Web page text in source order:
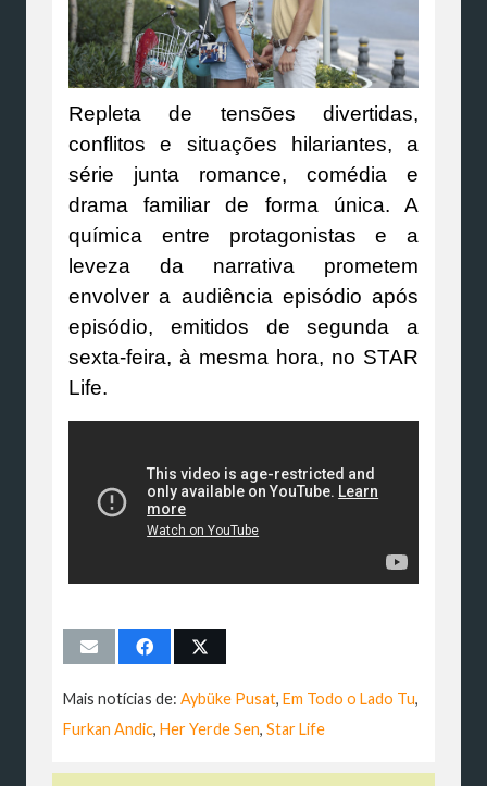
Repleta de tensões divertidas,
conflitos e situações hilariantes, a
série junta romance, comédia e
drama familiar de forma única. A
química entre protagonistas e a
leveza da narrativa prometem
envolver a audiência episódio após
episódio, emitidos de segunda a
sexta-feira, à mesma hora, no STAR
Life.
Mais notícias de: Aybüke Pusat, Em Todo o Lado Tu,
Furkan Andic, Her Yerde Sen, Star Life